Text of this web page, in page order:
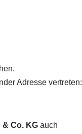
Adresse vertreten:
& Co. KG auch